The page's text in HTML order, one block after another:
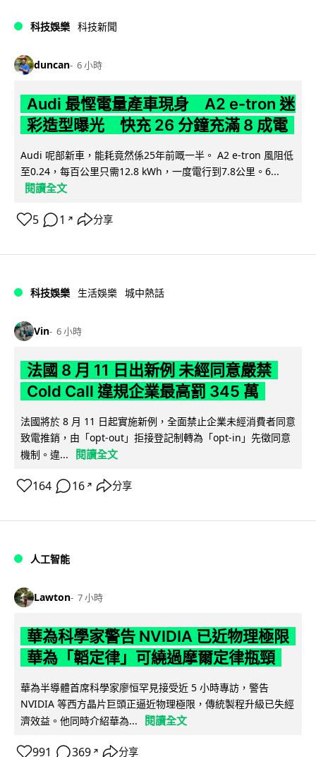
科技娛樂 科技新聞
duncan 6 小時
Audi 最慳電量產車現身 A2 e-tron 迷
彩造型曝光 快充 26 分鐘充滿 8 成電
Audi 呢部新車，能耗竟然係25年前嘅一半。 A2 e-tron 風阻低
至0.24，每百公里只需12.8 kWh，一度電行到7.8公里。6...
閱讀全文
5 1 ↗ 分享
科技娛樂 生活娛樂 城中熱話
Vin 6 小時
法國 8 月 11 日出新例 未經同意嚴禁
Cold Call 違規企業最高罰 345 萬
法國將於 8 月 11 日起實施新例，全面禁止企業未經消費者同意
致電推銷，由「opt-out」拒接登記制轉為「opt-in」先徵同意
機制。違...
閱讀全文
164 16 ↗ 分享
人工智能
Lawton 7 小時
華為科學家警告 NVIDIA 已近物理極限
華為「韜定律」可繞過摩爾定律瓶頸
華為半導體首席科學家廖恒罕見接受近 5 小時專訪，警告
NVIDIA 等西方晶片巨頭正逼近物理極限，傳統製程升級已失經
濟效益。他同時介紹華為...
閱讀全文
991 369 ↗ 分享